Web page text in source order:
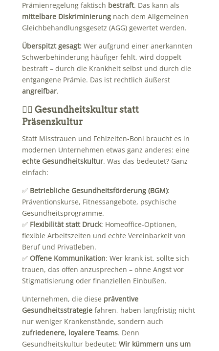
Prämienregelung faktisch bestraft. Das kann als
mittelbare Diskriminierungnach dem Allgemeinen
Gleichbehandlungsgesetz (AGG) gewertet werden.
Überspitzt gesagt:Wer aufgrund einer anerkannten
Schwerbehinderung häufiger fehlt, wird doppelt
bestraft – durch die Krankheit selbst und durch die
entgangene Prämie. Das ist rechtlich äußerst
angreifbar.
🏃‍♀️ Gesundheitskultur statt
Präsenzkultur
Statt Misstrauen und Fehlzeiten-Boni braucht es in
modernen Unternehmen etwas ganz anderes: eine
echte Gesundheitskultur. Was das bedeutet? Ganz
einfach:
✅ Betriebliche Gesundheitsförderung (BGM):
Präventionskurse, Fitnessangebote, psychische
Gesundheitsprogramme.
✅ Flexibilität statt Druck: Homeoffice-Optionen,
flexible Arbeitszeiten und echte Vereinbarkeit von
Beruf und Privatleben.
✅ Offene Kommunikation: Wer krank ist, sollte sich
trauen, das offen anzusprechen – ohne Angst vor
Stigmatisierung oder finanziellen Einbußen.
Unternehmen, die diese präventive
Gesundheitsstrategiefahren, haben langfristig nicht
nur weniger Krankenstände, sondern auch
zufriedenere, loyalere Teams. Denn
Gesundheitskultur bedeutet: Wir kümmern uns um